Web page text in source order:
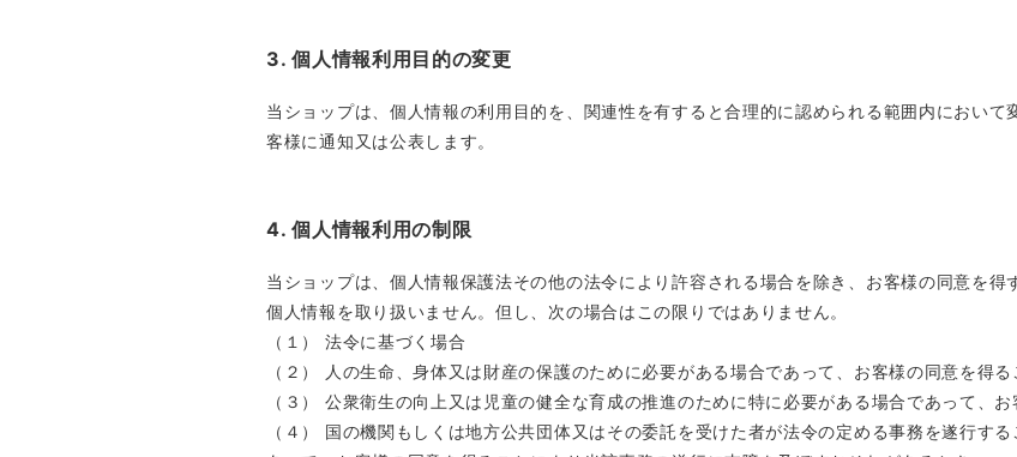
3. 個人情報利用目的の変更
当ショップは、個人情報の利用目的を、関連性を有すると合理的に認められる範囲内において
客様に通知又は公表します。
4. 個人情報利用の制限
当ショップは、個人情報保護法その他の法令により許容される場合を除き、お客様の同意を得
個人情報を取り扱いません。但し、次の場合はこの限りではありません。
（１） 法令に基づく場合
（２） 人の生命、身体又は財産の保護のために必要がある場合であって、お客様の同意を得
（３） 公衆衛生の向上又は児童の健全な育成の推進のために特に必要がある場合であって、
（４） 国の機関もしくは地方公共団体又はその委託を受けた者が法令の定める事務を遂行す